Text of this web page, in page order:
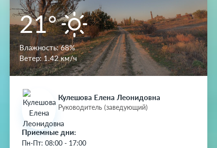
21°
Влажность:68%
Ветер:1.42 км/ч
Кулешова Елена Леонидовна
Руководитель (заведующий)
Приемные дни:
Пн-Пт: 08:00 - 17:00